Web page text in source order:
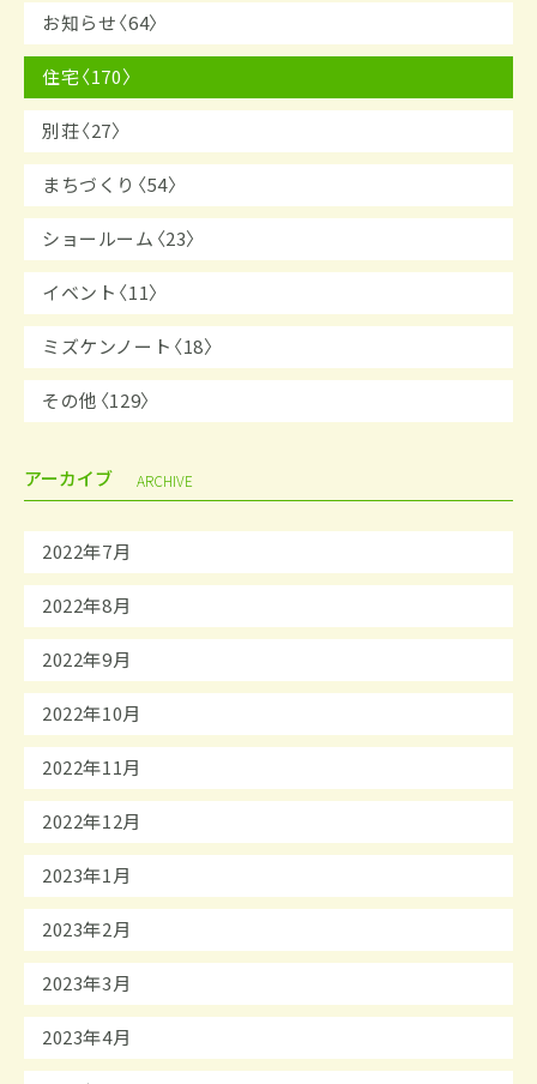
お知らせ〈64〉
住宅〈170〉
別荘〈27〉
まちづくり〈54〉
ショールーム〈23〉
イベント〈11〉
ミズケンノート〈18〉
その他〈129〉
アーカイブ ARCHIVE
2022年7月
2022年8月
2022年9月
2022年10月
2022年11月
2022年12月
2023年1月
2023年2月
2023年3月
2023年4月